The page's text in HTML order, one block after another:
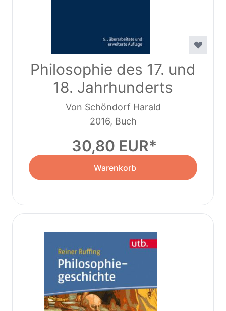
Philosophie des 17. und
18. Jahrhunderts
Von Schöndorf Harald
2016, Buch
30,80 EUR
Warenkorb